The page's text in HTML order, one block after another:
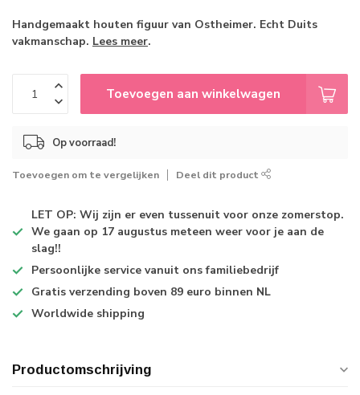
Handgemaakt houten figuur van Ostheimer. Echt Duits
vakmanschap. Lees meer.
Toevoegen aan winkelwagen
Op voorraad!
Toevoegen om te vergelijken Deel dit product
LET OP: Wij zijn er even tussenuit voor onze zomerstop.
We gaan op 17 augustus meteen weer voor je aan de
slag!!
Persoonlijke service vanuit ons familiebedrijf
Gratis verzending boven 89 euro binnen NL
Worldwide shipping
Productomschrijving